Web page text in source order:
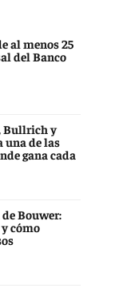
al menos 25
del Banco
Bullrich y
una de las
gana cada
Bouwer:
cómo